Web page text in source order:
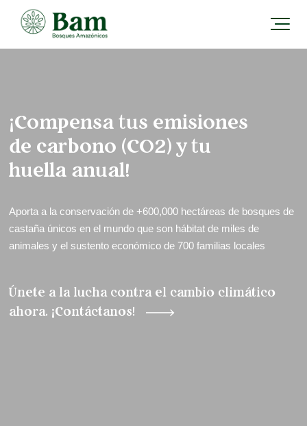
¡Compensa tus emisiones
de carbono (CO2) y tu
huella anual!
Aporta a la conservación de +600,000 hectáreas de bosques de
castaña únicos en el mundo que son hábitat de miles de
animales y el sustento económico de 700 familias locales
Únete a la lucha contra el cambio climático
ahora. ¡Contáctanos!